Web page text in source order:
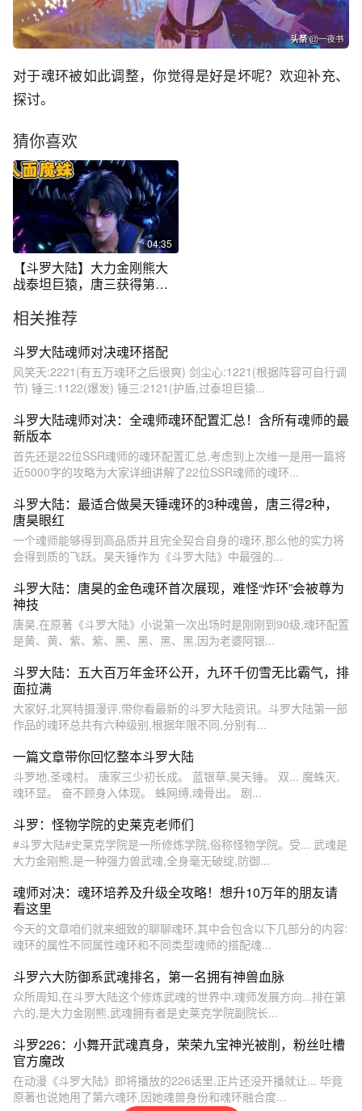
对于魂环被如此调整，你觉得是好是坏呢？欢迎补充、
探讨。
猜你喜欢
04:35
【斗罗大陆】大力金刚熊大
战泰坦巨猿，唐三获得第三
相关推荐
斗罗大陆魂师对决魂环搭配
风笑天:2221(有五万魂环之后很爽) 剑尘心:1221(根据阵容可自行调
节) 锤三:1122(爆发) 锤三:2121(护盾,过泰坦巨猿...
斗罗大陆魂师对决：全魂师魂环配置汇总！含所有魂师的最
新版本
首先还是22位SSR魂师的魂环配置汇总,考虑到上次维一是用一篇将
近5000字的攻略为大家详细讲解了22位SSR魂师的魂环...
斗罗大陆：最适合做昊天锤魂环的3种魂兽，唐三得2种，
唐昊眼红
一个魂师能够得到高品质并且完全契合自身的魂环,那么他的实力将
会得到质的飞跃。昊天锤作为《斗罗大陆》中最强的...
斗罗大陆：唐昊的金色魂环首次展现，难怪“炸环”会被尊为
神技
唐昊,在原著《斗罗大陆》小说第一次出场时是刚刚到90级,魂环配置
是黄、黄、紫、紫、黑、黑、黑、黑,因为老婆阿银...
斗罗大陆：五大百万年金环公开，九环千仞雪无比霸气，排
面拉满
大家好,北冥特摄漫评,带你看最新的斗罗大陆资讯。斗罗大陆第一部
作品的魂环总共有六种级别,根据年限不同,分别有...
一篇文章带你回忆整本斗罗大陆
斗罗地,圣魂村。 唐家三少初长成。 蓝银草,昊天锤。 双... 魔蛛灭,
魂环显。 奋不顾身入体现。 蛛网缚,魂骨出。 剧...
斗罗：怪物学院的史莱克老师们
#斗罗大陆#史莱克学院是一所修炼学院,俗称怪物学院。受... 武魂是
大力金刚熊,是一种强力兽武魂,全身毫无破绽,防御...
魂师对决：魂环培养及升级全攻略！想升10万年的朋友请
看这里
今天的文章咱们就来细致的聊聊魂环,其中会包含以下几部分的内容:
魂环的属性不同属性魂环和不同类型魂师的搭配魂...
斗罗六大防御系武魂排名，第一名拥有神兽血脉
众所周知,在斗罗大陆这个修炼武魂的世界中,魂师发展方向...排在第
六的,是大力金刚熊,武魂拥有者是史莱克学院副院长...
斗罗226：小舞开武魂真身，荣荣九宝神光被削，粉丝吐槽
官方魔改
在动漫《斗罗大陆》即将播放的226话里,正片还没开播就让... 毕竟
原著也说她用了第六魂环,因她魂兽身份和魂环融合度...